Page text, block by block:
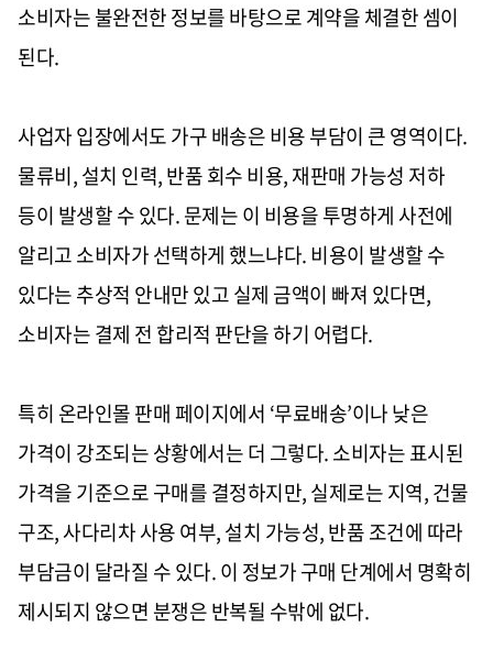
소비자는 불완전한 정보를 바탕으로 계약을 체결한 셈이
된다.
사업자 입장에서도 가구 배송은 비용 부담이 큰 영역이다.
물류비, 설치 인력, 반품 회수 비용, 재판매 가능성 저하
등이 발생할 수 있다. 문제는 이 비용을 투명하게 사전에
알리고 소비자가 선택하게 했느냐다. 비용이 발생할 수
있다는 추상적 안내만 있고 실제 금액이 빠져 있다면,
소비자는 결제 전 합리적 판단을 하기 어렵다.
특히 온라인몰 판매 페이지에서 ‘무료배송’이나 낮은
가격이 강조되는 상황에서는 더 그렇다. 소비자는 표시된
가격을 기준으로 구매를 결정하지만, 실제로는 지역, 건물
구조, 사다리차 사용 여부, 설치 가능성, 반품 조건에 따라
부담금이 달라질 수 있다. 이 정보가 구매 단계에서 명확히
제시되지 않으면 분쟁은 반복될 수밖에 없다.